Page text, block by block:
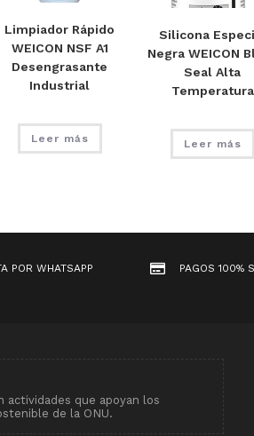
Limpiador Rápido
WEICON NSF A1
Desengrasante
Industrial
Leer más
Silicona
Negra WEICON
Seal Alta
Temperatura
Leer más
POR WHATSAPP PAGOS 100%
actividades que apoyan los
de la ONU.